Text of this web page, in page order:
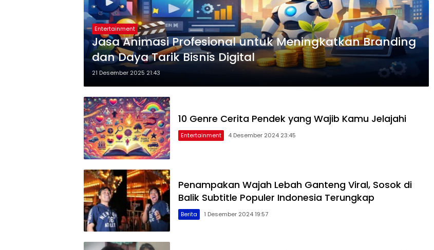
Entertainment
Jasa Animasi Profesional untuk Meningkatkan Branding
dan Daya Tarik Bisnis Digital
21 Desember 2025 21:43
10 Genre Cerita Pendek yang Wajib Kamu Jelajahi
Entertainment 4 Desember 2024 23:45
Penampakan Wajah Lebah Ganteng Viral, Sosok di
Balik Subtitle Populer Indonesia Terungkap
Berita 1 Desember 2024 19:57